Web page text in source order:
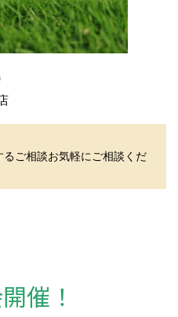
ご相談お気軽にご相談くだ
催！